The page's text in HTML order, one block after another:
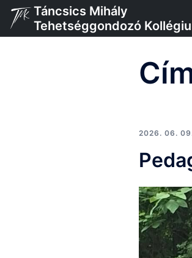
Skip
content
Táncsics Mihály
Tehetséggondozó
2026. 06.